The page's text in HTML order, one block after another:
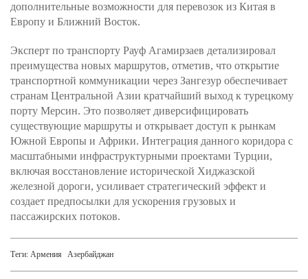
дополнительные возможности для перевозок из Китая в
Европу и Ближний Восток.
Эксперт по транспорту Рауф Агамирзаев детализировал
преимущества новых маршрутов, отметив, что открытие
транспортной коммуникации через Зангезур обеспечивает
странам Центральной Азии кратчайший выход к турецкому
порту Мерсин. Это позволяет диверсифицировать
существующие маршруты и открывает доступ к рынкам
Южной Европы и Африки. Интеграция данного коридора с
масштабными инфраструктурными проектами Турции,
включая восстановление исторической Хиджазской
железной дороги, усиливает стратегический эффект и
создает предпосылки для ускорения грузовых и
пассажирских потоков.
Теги: Армения Азербайджан